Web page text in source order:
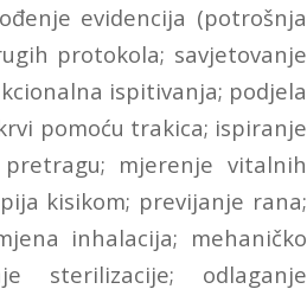
evidencija (potrošnja
protokola; savjetovanje
ispitivanja; podjela
pomoću trakica; ispiranje
mjerenje vitalnih
kisikom; previjanje rana;
inhalacija; mehaničko
sterilizacije; odlaganje